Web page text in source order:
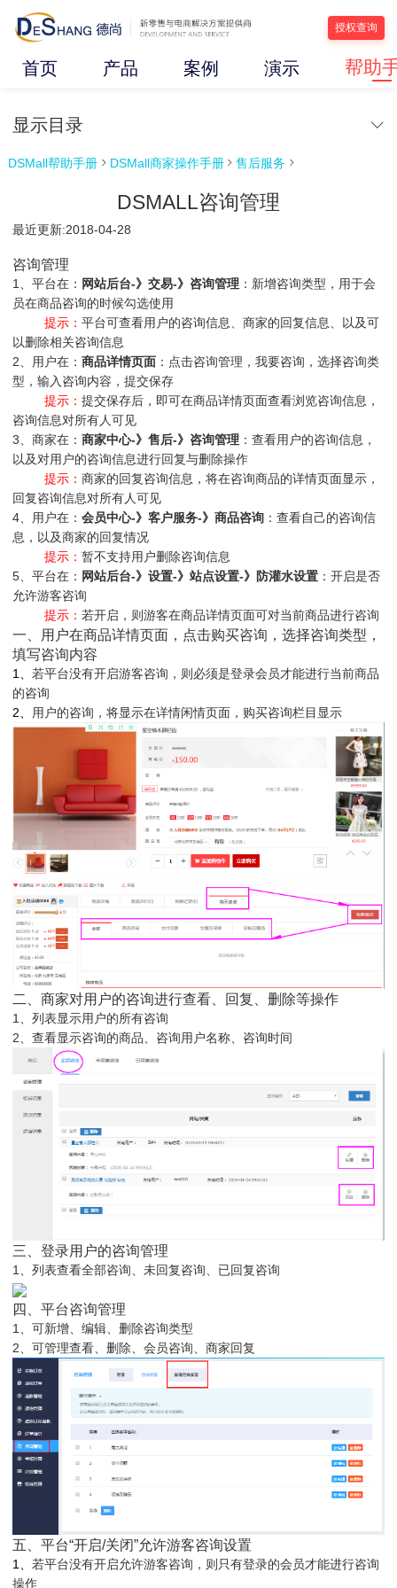
授权查询
首页 产品 案例 演示 帮助
显示目录
DSMall帮助手册  DSMall商家操作手册  售后服务 
DSMALL咨询管理
最近更新:2018-04-28
咨询管理
1、平台在： 网站后台-》交易-》咨询管理 ：新增咨询类型，用于会
员在商品咨询的时候勾选使用
提示：平台可查看用户的咨询信息、商家的回复信息、以及可
以删除相关咨询信息
2、用户在：商品详情页面 ：点击咨询管理，我要咨询，选择咨询类
型，输入咨询内容，提交保存
提示：提交保存后，即可在商品详情页面查看浏览咨询信息，
咨询信息对所有人可见
3、商家在：商家中心-》售后-》咨询管理 ：查看用户的咨询信息，
以及对用户的咨询信息进行回复与删除操作
提示：商家的回复咨询信息，将在咨询商品的详情页面显示，
回复咨询信息对所有人可见
4、用户在：会员中心-》客户服务-》商品咨询 ：查看自己的咨询信
息，以及商家的回复情况
提示：暂不支持用户删除咨询信息
5、平台在： 网站后台-》设置-》站点设置-》防灌水设置 ：开启是否
允许游客咨询
提示：若开启，则游客在商品详情页面可对当前商品进行咨询
一、用户在商品详情页面，点击购买咨询，选择咨询类型，
填写咨询内容
1、若平台没有开启游客咨询，则必须是登录会员才能进行当前商品
的咨询
2、
用户的咨询，将显示在详情闲情页面，购买咨询栏目显示
二、商家对用户的咨询进行查看、回复、删除等操作
1、列表显示用户的所有咨询
2、查看显示咨询的商品、咨询用户名称、咨询时间
三、登录用户的咨询管理
1、列表查看全部咨询、未回复咨询、已回复咨询
四、平台咨询管理
1、可新增、编辑、删除咨询类型
2、可管理查看、删除、会员咨询、商家回复
五、平台“开启/关闭”允许游客咨询设置
1、若平台没有开启允许游客咨询，则只有登录的会员才能进行咨询
操作